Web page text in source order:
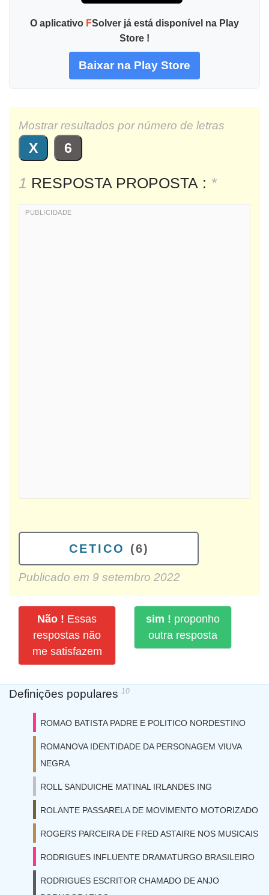
O aplicativo FSolver já está disponível na Play
Store !
Baixar na Play Store
Mostrar resultados por número de letras
X 6
1 RESPOSTA PROPOSTA : *
CETICO (6)
Publicado em 9 setembro 2022
Não ! Essas
respostas não
me satisfazem
sim ! proponho
outra resposta
Definições populares 10
ROMAO BATISTA PADRE E POLITICO NORDESTINO
ROMANOVA IDENTIDADE DA PERSONAGEM VIUVA
NEGRA
ROLL SANDUICHE MATINAL IRLANDES ING
ROLANTE PASSARELA DE MOVIMENTO MOTORIZADO
ROGERS PARCEIRA DE FRED ASTAIRE NOS MUSICAIS
RODRIGUES INFLUENTE DRAMATURGO BRASILEIRO
RODRIGUES ESCRITOR CHAMADO DE ANJO